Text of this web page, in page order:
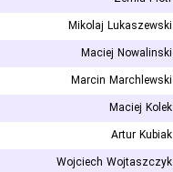
Mikolaj Lukaszewski
Maciej Nowalinski
Marcin Marchlewski
Maciej Kolek
Artur Kubiak
Wojciech Wojtaszczyk